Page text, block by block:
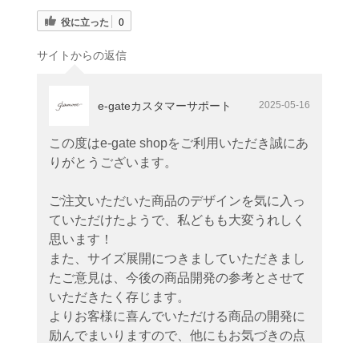
役に立った 0
サイトからの返信
e-gateカスタマーサポート 2025-05-16
この度はe-gate shopをご利用いただき誠にあ
りがとうございます。
ご注文いただいた商品のデザインを気に入っ
ていただけたようで、私どもも大変うれしく
思います！
また、サイズ展開につきましていただきまし
たご意見は、今後の商品開発の参考とさせて
いただきたく存じます。
よりお客様に喜んでいただける商品の開発に
励んでまいりますので、他にもお気づきの点